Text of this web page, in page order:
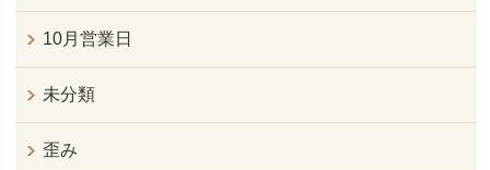
10月営業日
未分類
歪み